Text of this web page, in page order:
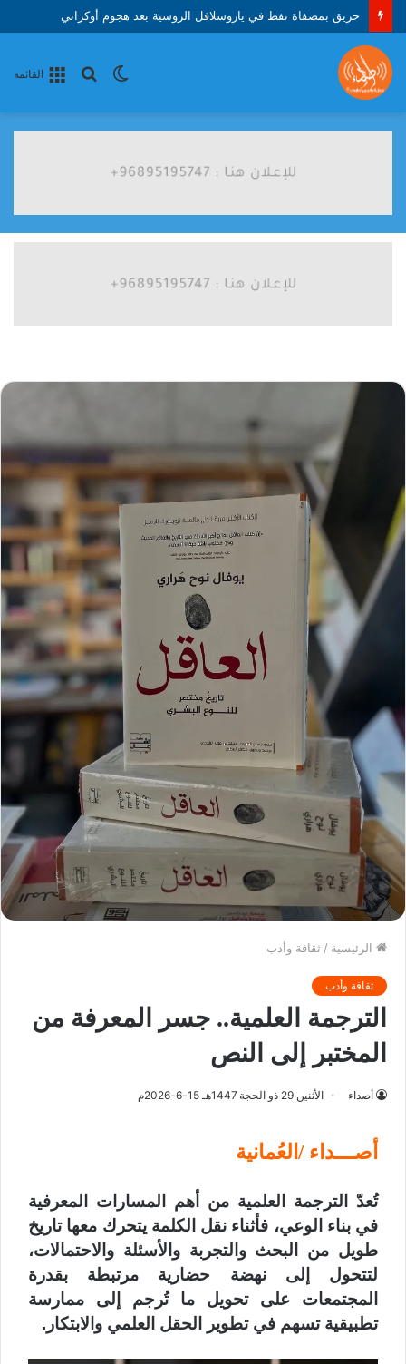
مسيرات تحذّر المزارعين من موجة الحر في كوريا الجنوبية
القائمة
بحث الوضع
الرئيسية / ثقافة وأدب
ثقافة وأدب
الترجمة العلمية.. جسر المعرفة من
المختبر إلى النص
أصداء الأثنين 29 ذو الحجة 1447هـ 15-6-2026م
أصـــداء /العُمانية
تُعدّ الترجمة العلمية من أهم المسارات المعرفية
في بناء الوعي، فأثناء نقل الكلمة يتحرك معها تاريخ
طويل من البحث والتجربة والأسئلة والاحتمالات،
لتتحول إلى نهضة حضارية مرتبطة بقدرة
المجتمعات على تحويل ما تُرجم إلى ممارسة
تطبيقية تسهم في تطوير الحقل العلمي والابتكار.